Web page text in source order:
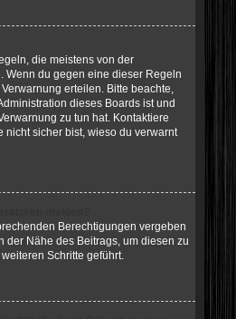
die meistens von der
Wenn du gegen eine dieser Regeln
erteilen. Bitte beachte,
dieses Boards ist und
zu tun hat. Kontaktiere
nicht sicher bist, wieso du verwarnt
Berechtigungen vergeben
der Nähe des Beitrags, um diesen zu
Schritte geführt.